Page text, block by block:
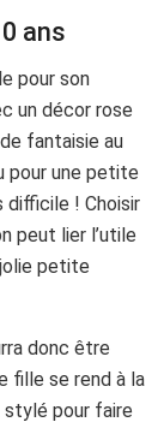
ans
pour son
un décor rose
fantaisie au
pour une petite
difficile ! Choisir
peut lier l’utile
petite
donc être
fille se rend à la
stylé pour faire